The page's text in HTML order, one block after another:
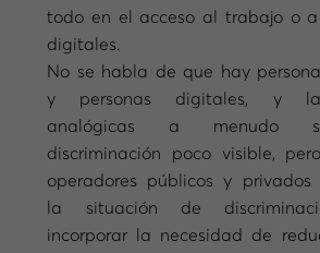
todo en el acceso al trabajo o a
digitales.
No se habla de que hay
y personas digitales, y
analógicas a menudo
discriminación poco visible,
operadores públicos y privados
la situación de
incorporar la necesidad de